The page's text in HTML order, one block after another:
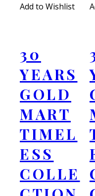
Add to Wishlist
30
YEARS
GOLD
MART
TIMEL
ESS
COLLE